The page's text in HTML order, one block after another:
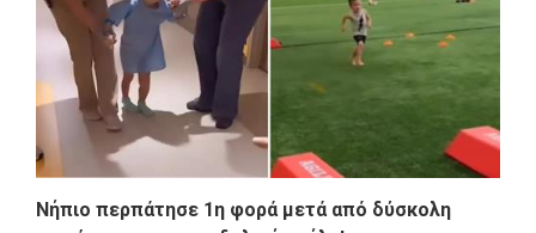
Νήπιο περπάτησε 1η φορά μετά από δύσκολη